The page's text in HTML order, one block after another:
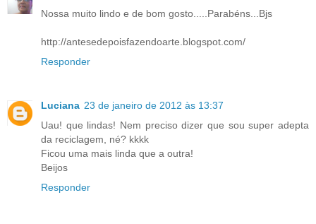
Nossa muito lindo e de bom gosto.....Parabéns...Bjs
http://antesedepoisfazendoarte.blogspot.com/
Responder
Luciana 23 de janeiro de 2012 às 13:37
Uau! que lindas! Nem preciso dizer que sou super adepta
da reciclagem, né? kkkk
Ficou uma mais linda que a outra!
Beijos
Responder